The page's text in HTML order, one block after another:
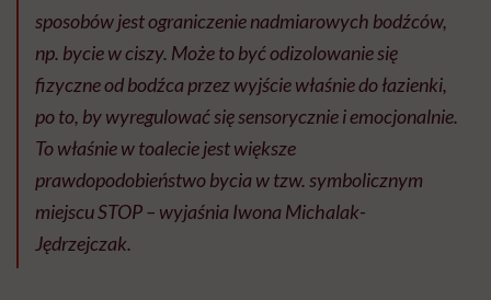
sposobów jest ograniczenie nadmiarowych bodźców,
np. bycie w ciszy. Może to być odizolowanie się
fizyczne od bodźca przez wyjście właśnie do łazienki,
po to, by wyregulować się sensorycznie i emocjonalnie.
To właśnie w toalecie jest większe
prawdopodobieństwo bycia w tzw. symbolicznym
miejscu STOP – wyjaśnia Iwona Michalak-
Jędrzejczak.